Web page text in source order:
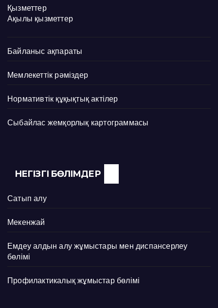
Қызметтер
Ақылы қызметтер
Байланыс ақпараты
Мемлекеттік рәміздер
Нормативтік құқықтық актілер
Сыбайлас жемқорлық картограммасы
НЕГІЗГІ БӨЛІМДЕР
Сатып алу
Мекенжай
Емдеу алдын алу жұмыстары мен диспансерлеу
бөлімі
Профилактикалық жұмыстар бөлімі